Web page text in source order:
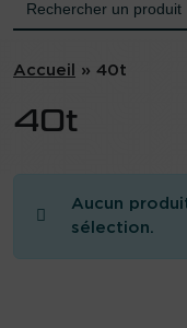
for:
Accueil » 40t
40t
Aucun
sélection.